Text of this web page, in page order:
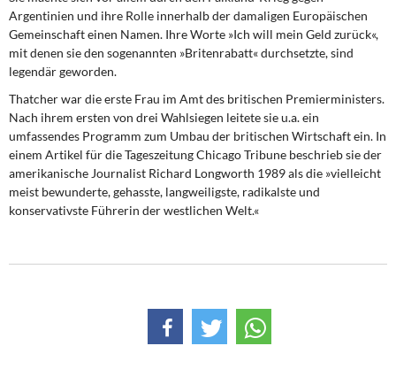
DIE LINKE
Weitere Themen
Memo-Gruppe
Institut Solidarische Moderne
Rosa-Luxemburg-Stiftung
Argentinien und ihre Rolle innerhalb der damaligen Europäischen
Gemeinschaft einen Namen. Ihre Worte »Ich will mein Geld zurück«,
mit denen sie den sogenannten »Britenrabatt« durchsetzte, sind
legendär geworden.
Thatcher war die erste Frau im Amt des britischen Premierministers.
Nach ihrem ersten von drei Wahlsiegen leitete sie u.a. ein
umfassendes Programm zum Umbau der britischen Wirtschaft ein. In
einem Artikel für die Tageszeitung Chicago Tribune beschrieb sie der
amerikanische Journalist Richard Longworth 1989 als die »vielleicht
meist bewunderte, gehasste, langweiligste, radikalste und
konservativste Führerin der westlichen Welt.«